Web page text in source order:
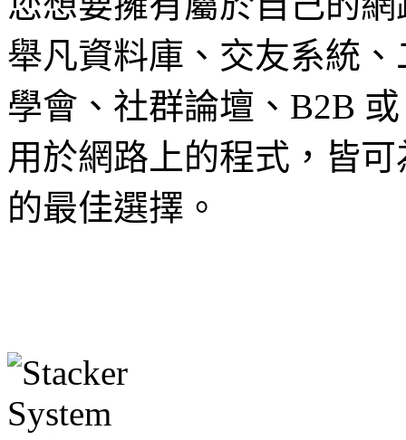
舉凡資料庫、交友系統
學會、社群論壇、B2B
用於網路上的程式，皆
的最佳選擇。